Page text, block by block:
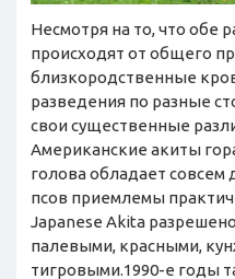
Несмотря на то, что обе
происходят от общего
близкородственные
разведения по разные
свои существенные
Американские акиты
голова обладает совсем
псов приемлемы
Japanese Akita
палевыми, красными,
тигровыми.1990-е годы